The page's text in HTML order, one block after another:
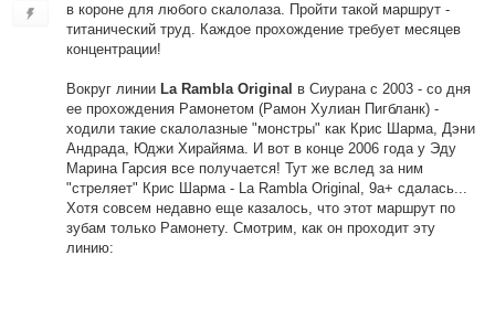
в короне для любого скалолаза. Пройти такой маршрут -
титанический труд. Каждое прохождение требует месяцев
концентрации!
Вокруг линии La Rambla Original в Сиурана с 2003 - со дня
ее прохождения Рамонетом (Рамон Хулиан Пигбланк) -
ходили такие скалолазные "монстры" как Крис Шарма, Дэни
Андрада, Юджи Хирайяма. И вот в конце 2006 года у Эду
Марина Гарсия все получается! Тут же вслед за ним
"стреляет" Крис Шарма - La Rambla Original, 9а+ сдалась...
Хотя совсем недавно еще казалось, что этот маршрут по
зубам только Рамонету. Смотрим, как он проходит эту
линию: